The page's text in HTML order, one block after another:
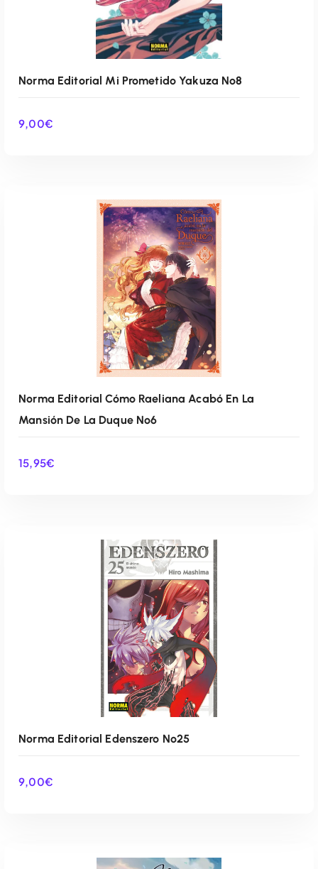
AÑADIR AL CARRITO
Norma Editorial Mi Prometido Yakuza Nº8
9,00€
AÑADIR AL CARRITO
Norma Editorial Cómo Raeliana Acabó En La
Mansión De La Duque Nº6
15,95€
Norma Editorial Edenszero Nº25
9,00€